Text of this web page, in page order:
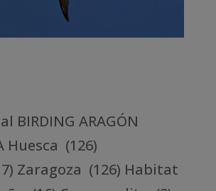
BIRDING ARAGÓN
Huesca (126)
Zaragoza (126) Habitat